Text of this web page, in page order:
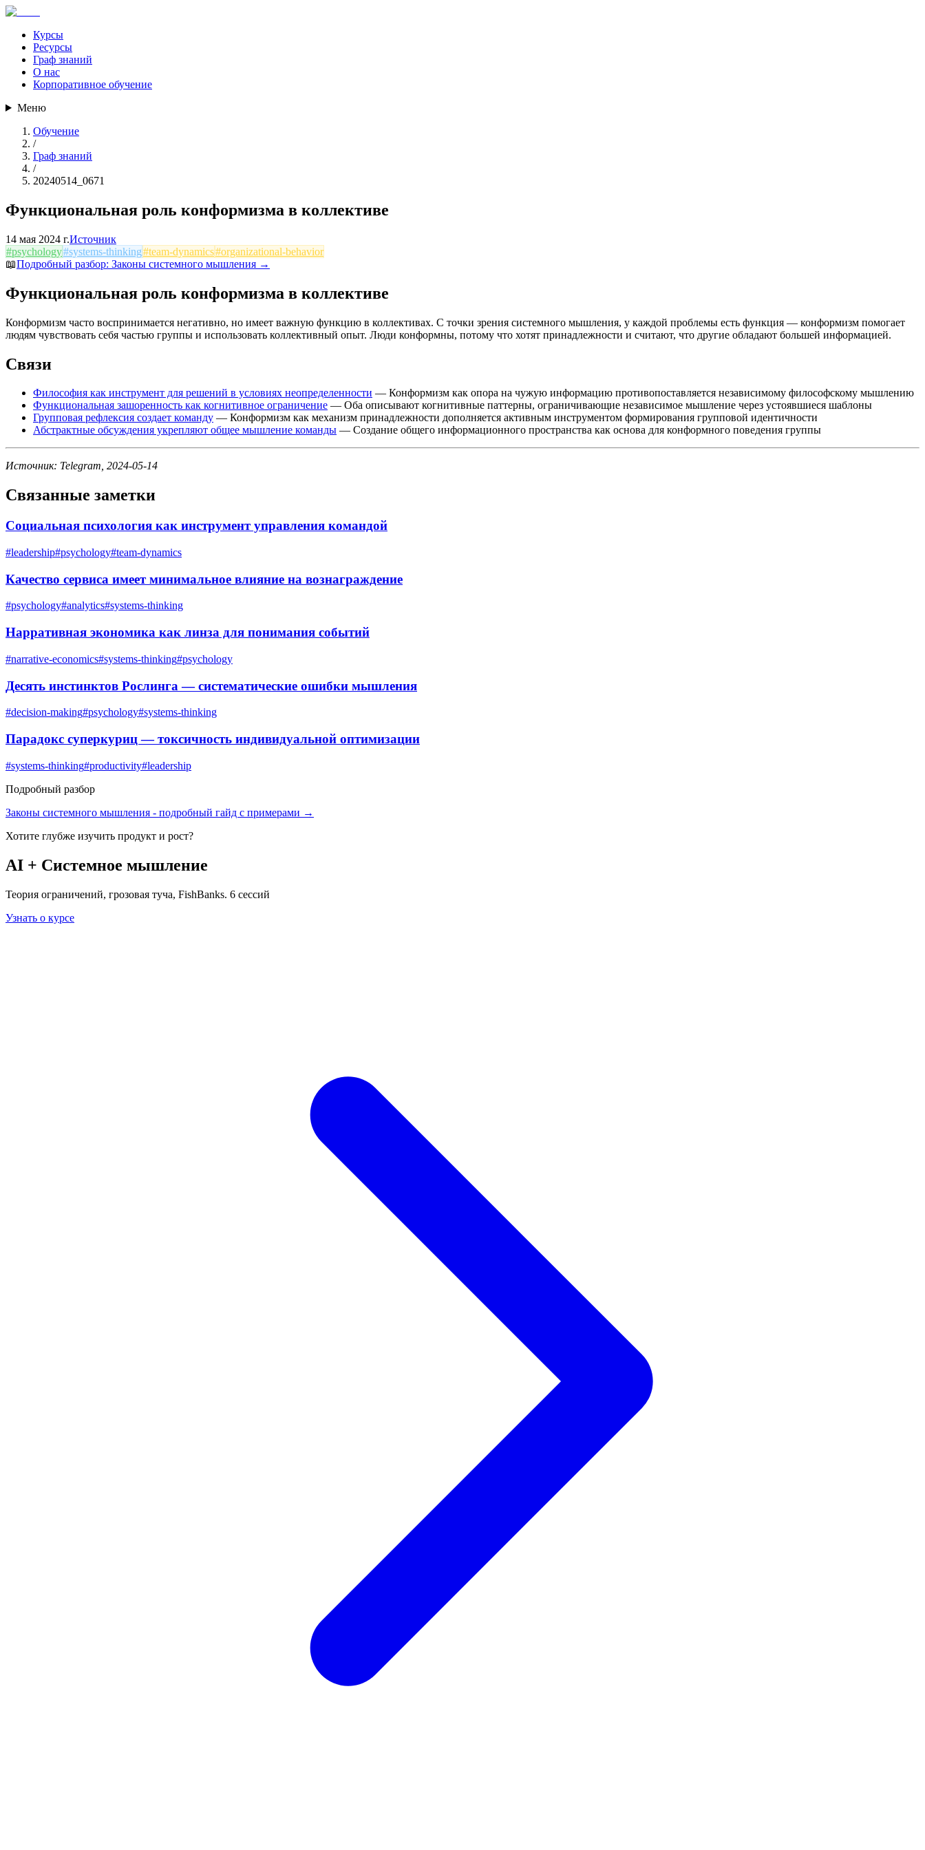
Курсы
Ресурсы
Граф знаний
О нас
Корпоративное обучение
Меню
Обучение
/
Граф знаний
/
20240514_0671
Функциональная роль конформизма в коллективе
14 мая 2024 г.Источник
#psychology#systems-thinking#team-dynamics#organizational-behavior
📖Подробный разбор: Законы системного мышления →
Функциональная роль конформизма в коллективе
Конформизм часто воспринимается негативно, но имеет важную функцию в коллективах. С точки зрения системного мышления, у каждой проблемы есть функция — конформизм помогает
людям чувствовать себя частью группы и использовать коллективный опыт. Люди конформны, потому что хотят принадлежности и считают, что другие обладают большей информацией.
Связи
Философия как инструмент для решений в условиях неопределенности — Конформизм как опора на чужую информацию противопоставляется независимому философскому мышлению
Функциональная зашоренность как когнитивное ограничение — Оба описывают когнитивные паттерны, ограничивающие независимое мышление через устоявшиеся шаблоны
Групповая рефлексия создает команду — Конформизм как механизм принадлежности дополняется активным инструментом формирования групповой идентичности
Абстрактные обсуждения укрепляют общее мышление команды — Создание общего информационного пространства как основа для конформного поведения группы
Источник: Telegram, 2024-05-14
Связанные заметки
Социальная психология как инструмент управления командой
#leadership#psychology#team-dynamics
Качество сервиса имеет минимальное влияние на вознаграждение
#psychology#analytics#systems-thinking
Нарративная экономика как линза для понимания событий
#narrative-economics#systems-thinking#psychology
Десять инстинктов Рослинга — систематические ошибки мышления
#decision-making#psychology#systems-thinking
Парадокс суперкуриц — токсичность индивидуальной оптимизации
#systems-thinking#productivity#leadership
Подробный разбор
Законы системного мышления - подробный гайд с примерами →
Хотите глубже изучить продукт и рост?
AI + Системное мышление
Теория ограничений, грозовая туча, FishBanks. 6 сессий
Узнать о курсе